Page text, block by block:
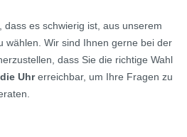
dass es schwierig ist, aus unserem
wählen. Wir sind Ihnen gerne bei der
dass Sie die richtige Wahl
Uhrerreichbar, um Ihre Fragen zu